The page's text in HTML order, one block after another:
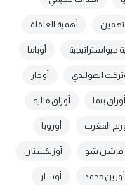
أهمية العلقاة
جيواستراتيجية أوباما
الهولندي أوجار
أوراق بنما أوراق مالية
المغرب أوروبا
فاشن شو أوزبكستان
أوزين محمد أوسار